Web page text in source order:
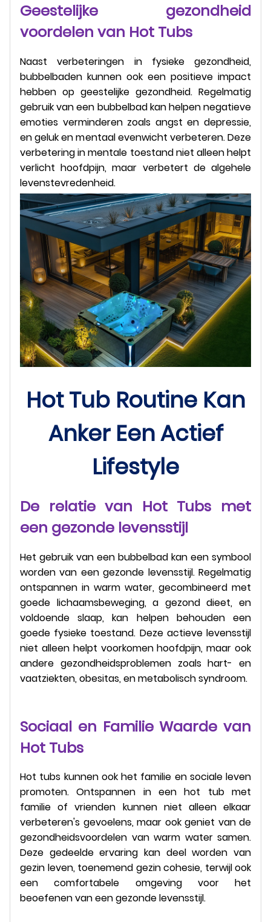
Geestelijke gezondheid
voordelen van Hot Tubs
Naast verbeteringen in fysieke gezondheid,
bubbelbaden kunnen ook een positieve impact
hebben op geestelijke gezondheid. Regelmatig
gebruik van een bubbelbad kan helpen negatieve
emoties verminderen zoals angst en depressie,
en geluk en mentaal evenwicht verbeteren. Deze
verbetering in mentale toestand niet alleen helpt
verlicht hoofdpijn, maar verbetert de algehele
levenstevredenheid.
Hot Tub Routine Kan
Anker Een Actief
Lifestyle
De relatie van Hot Tubs met
een gezonde levensstijl
Het gebruik van een bubbelbad kan een symbool
worden van een gezonde levensstijl. Regelmatig
ontspannen in warm water, gecombineerd met
goede lichaamsbeweging, a gezond dieet, en
voldoende slaap, kan helpen behouden een
goede fysieke toestand. Deze actieve levensstijl
niet alleen helpt voorkomen hoofdpijn, maar ook
andere gezondheidsproblemen zoals hart- en
vaatziekten, obesitas, en metabolisch syndroom.
Sociaal en Familie Waarde van
Hot Tubs
Hot tubs kunnen ook het familie en sociale leven
promoten. Ontspannen in een hot tub met
familie of vrienden kunnen niet alleen elkaar
verbeteren's gevoelens, maar ook geniet van de
gezondheidsvoordelen van warm water samen.
Deze gedeelde ervaring kan deel worden van
gezin leven, toenemend gezin cohesie, terwijl ook
een comfortabele omgeving voor het
beoefenen van een gezonde levensstijl.